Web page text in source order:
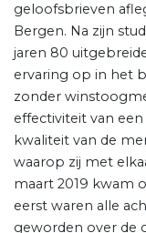
geloofsbrieven
Bergen. Na zijn
jaren 80
ervaring op in het
zonder
effectiviteit van
kwaliteit van de
waarop zij met
maart 2019 kwam
eerst waren alle
geworden over de